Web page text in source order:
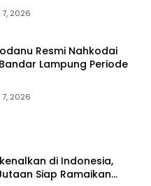
2026
Resmi Nahkodai
Bandar Lampung Periode
2026
di Indonesia,
Siap Ramaikan